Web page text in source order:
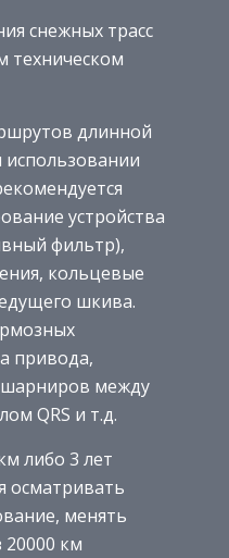
снежных трасс
техническом
длинной
использовании
устройства
фильтр),
кольцевые
шкива.
привода,
шарниров между
QRS и т.д.
либо 3 лет
осматривать
менять
20000 км